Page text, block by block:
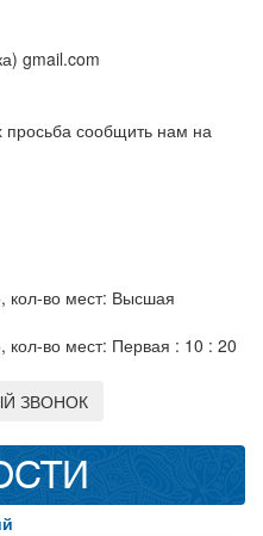
gmail.com
просьба сообщить нам на
кол-во мест: Высшая
кол-во мест: Первая : 10 : 20
ЗВОНОК